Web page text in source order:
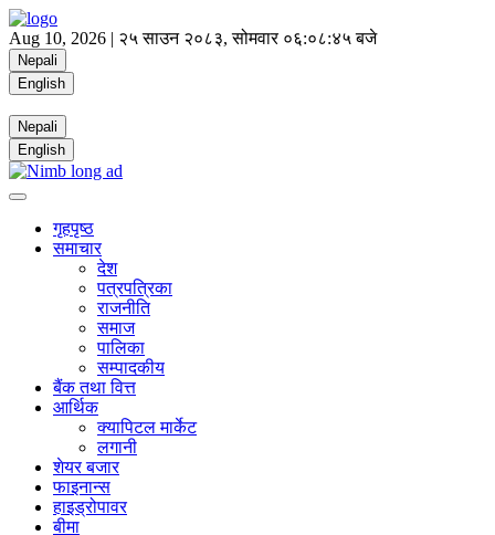
Aug 10, 2026 | २५ साउन २०८३, सोमवार ०६:०८:४५ बजे
Nepali
English
Nepali
English
गृहपृष्ठ
समाचार
देश
पत्रपत्रिका
राजनीति
समाज
पालिका
सम्पादकीय
बैंक तथा वित्त
आर्थिक
क्यापिटल मार्केट
लगानी
शेयर बजार
फाइनान्स
हाइड्रोपावर
बीमा